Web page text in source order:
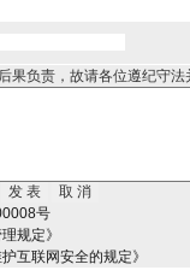
果负责，故请各位遵纪守
号
规定》
互联网安全的规定》